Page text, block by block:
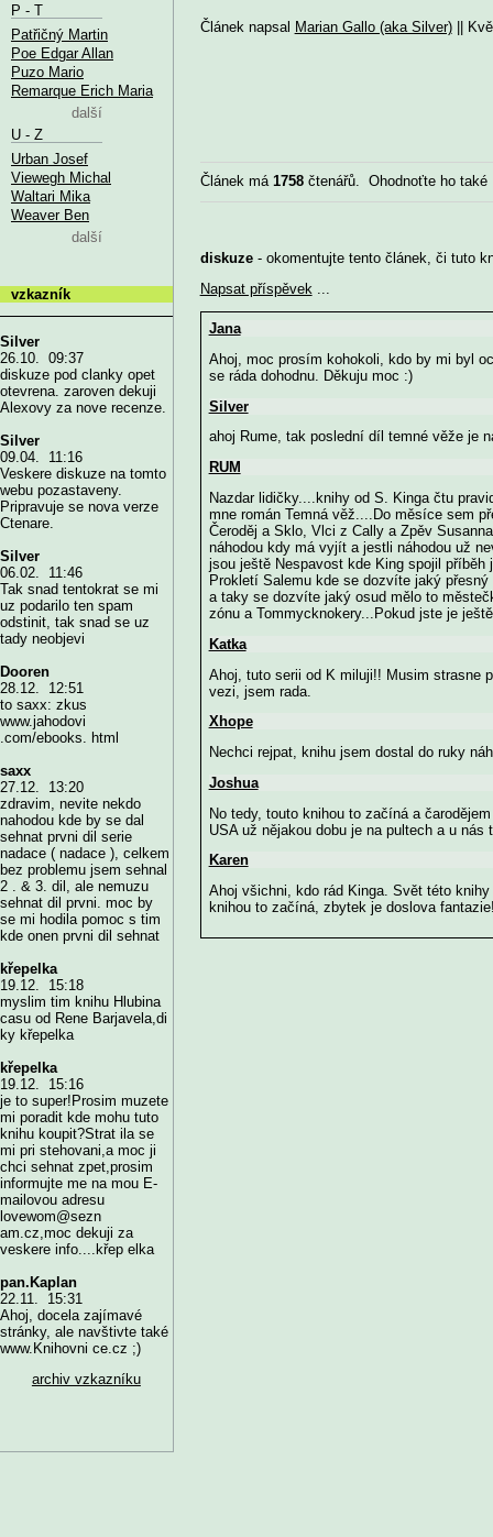
Článek napsal Marian Gallo (aka Silver)||
Článek má 1758čtenářů. Ohodnoťte ho
diskuze- okomentujte tento článek, či tuto
Napsat příspěvek...
Jana
Ahoj, moc prosím kohokoli, kdo by mi byl
se ráda dohodnu. Děkuju moc :)
Silver
ahoj Rume, tak poslední díl temné věže je
RUM
Nazdar lidičky....knihy od S. Kinga čtu
mne román Temná věž....Do měsíce sem
Čeroděj a Sklo, Vlci z Cally a Zpěv
náhodou kdy má vyjít a jestli náhodou už
jsou ještě Nespavost kde King spojil
Prokletí Salemu kde se dozvíte jaký
a taky se dozvíte jaký osud mělo to
zónu a Tommycknokery...Pokud jste je
Katka
Ahoj, tuto serii od K miluji!! Musim strasne
vezi, jsem rada.
Xhope
Nechci rejpat, knihu jsem dostal do ruky
Joshua
No tedy, touto knihou to začíná a
USA už nějakou dobu je na pultech a u nás
Karen
Ahoj všichni, kdo rád Kinga. Svět této
knihou to začíná, zbytek je doslova
P - T
Patřičný Martin
Poe Edgar Allan
Puzo Mario
Remarque Erich Maria
další
U - Z
Urban Josef
Viewegh Michal
Waltari Mika
Weaver Ben
další
vzkazník
Silver
26.10. 09:37
diskuze pod clanky opet
otevrena. zaroven dekuji
Alexovy za nove recenze.
Silver
09.04. 11:16
Veskere diskuze na tomto
webu pozastaveny.
Pripravuje se nova verze
Ctenare.
Silver
06.02. 11:46
Tak snad tentokrat se mi
uz podarilo ten spam
odstinit, tak snad se uz
tady neobjevi
Dooren
28.12. 12:51
to saxx: zkus
www.jahodovi
.com/ebooks. html
saxx
27.12. 13:20
zdravim, nevite nekdo
nahodou kde by se dal
sehnat prvni dil serie
nadace ( nadace ), celkem
bez problemu jsem sehnal
2 . & 3. dil, ale nemuzu
sehnat dil prvni. moc by
se mi hodila pomoc s tim
kde onen prvni dil sehnat
křepelka
19.12. 15:18
myslim tim knihu Hlubina
casu od Rene Barjavela,di
ky křepelka
křepelka
19.12. 15:16
je to super!Prosim muzete
mi poradit kde mohu tuto
knihu koupit?Strat ila se
mi pri stehovani,a moc ji
chci sehnat zpet,prosim
informujte me na mou E-
mailovou adresu
lovewom@sezn
am.cz,moc dekuji za
veskere info....křep elka
pan.Kaplan
22.11. 15:31
Ahoj, docela zajímavé
stránky, ale navštivte také
www.Knihovni ce.cz ;)
archiv vzkazníku